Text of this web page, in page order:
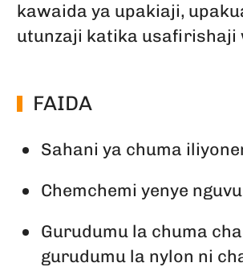
kawaida ya upakiaji,
utunzaji katika usafirishaji
FAIDA
Sahani ya chuma
Chemchemi yenye nguvu
Gurudumu la chuma cha
gurudumu la nylon ni